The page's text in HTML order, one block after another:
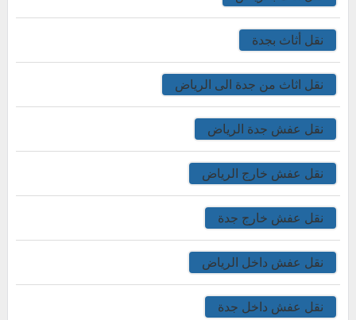
نقل أثاث بجدة
نقل اثاث من جدة الى الرياض
نقل عفش جدة الرياض
نقل عفش خارج الرياض
نقل عفش خارج جدة
نقل عفش داخل الرياض
نقل عفش داخل جدة